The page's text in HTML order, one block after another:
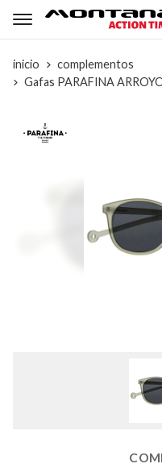
inicio
complementos
Gafas PARAFINA